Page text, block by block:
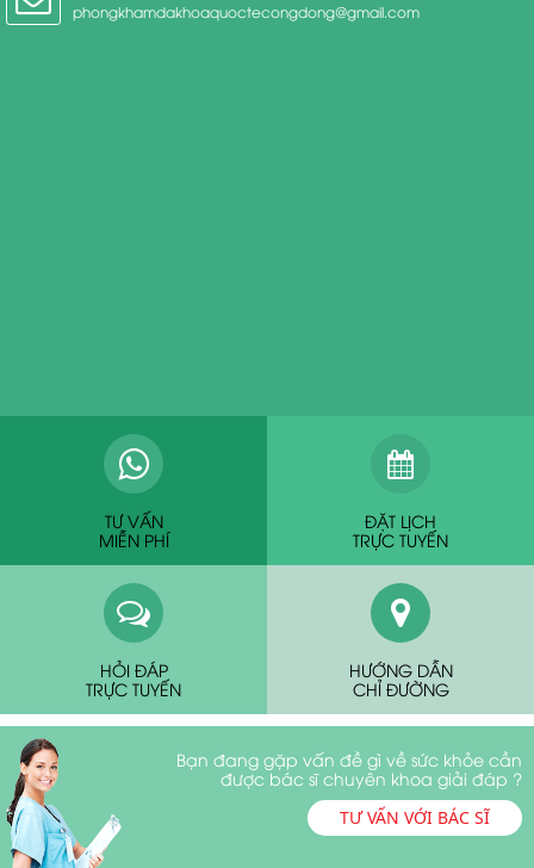
phongkhamdakhoaquoctecongdong@gmail.com
TƯ VẤN
MIỄN PHÍ
ĐẶT LỊCH
TRỰC TUYẾN
HỎI ĐÁP
TRỰC TUYẾN
HƯỚNG DẪN
CHỈ ĐƯỜNG
Bạn đang gặp vấn đề gì về sức khỏe cần
được bác sĩ chuyên khoa giải đáp ?
TƯ VẤN VỚI BÁC SĨ